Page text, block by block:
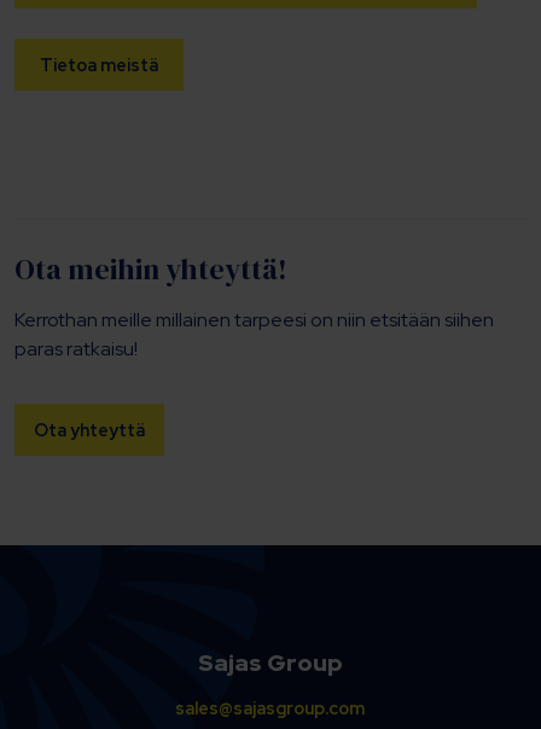
Tietoa meistä
Ota meihin yhteyttä!
Kerrothan meille millainen tarpeesi on niin etsitään siihen
paras ratkaisu!
Ota yhteyttä
Sajas Group
sales@sajasgroup.com